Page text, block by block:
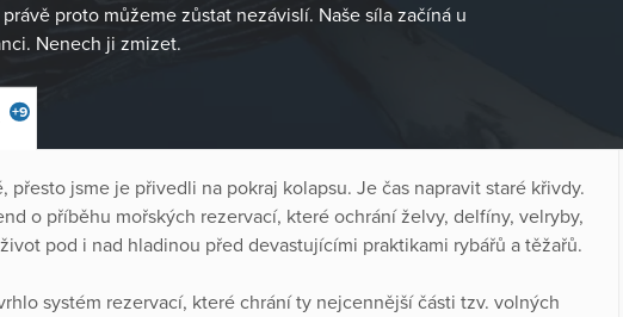
proto můžeme zůstat nezávislí. Naše síla začíná u
Nenech ji zmizet.
+9
přesto jsme je přivedli na pokraj kolapsu. Je čas napravit staré křivdy.
o příběhu mořských rezervací, které ochrání želvy, delfíny, velryby,
pod i nad hladinou před devastujícími praktikami rybářů a těžařů.
systém rezervací, které chrání ty nejcennější části tzv. volných